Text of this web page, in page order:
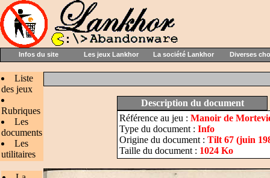
Infos du site Les jeux Lankhor La société Lankhor Diverses
Liste
des jeux
Rubriques
Les
documents
Les
utilitaires
Description du document
Référence au jeu : Manoir de
Type du document : Info
Origine du document : Tilt 67 (juin
Taille du document : 1024 Ko